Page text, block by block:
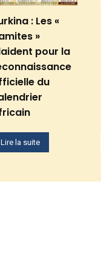
: Les «
»
pour la
du
Lire la suite